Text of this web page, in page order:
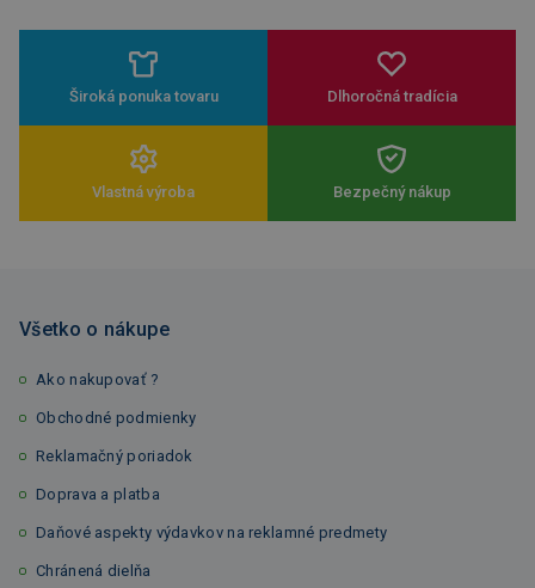
Široká ponuka tovaru Dlhoročná tradícia
Vlastná výroba Bezpečný nákup
Všetko o nákupe
Ako nakupovať ?
Obchodné podmienky
Reklamačný poriadok
Doprava a platba
Daňové aspekty výdavkov na reklamné predmety
Chránená dielňa